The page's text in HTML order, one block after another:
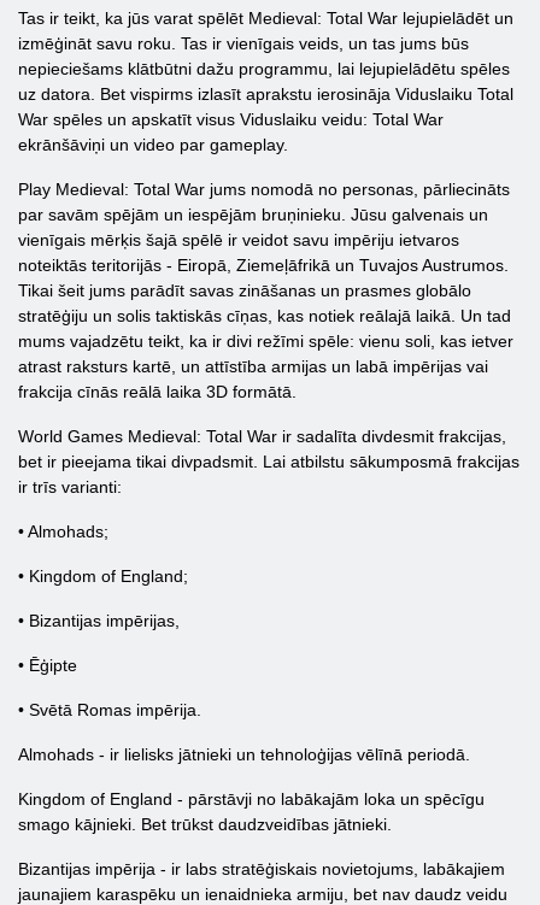
Tas ir teikt, ka jūs varat spēlēt Medieval: Total War lejupielādēt un
izmēģināt savu roku. Tas ir vienīgais veids, un tas jums būs
nepieciešams klātbūtni dažu programmu, lai lejupielādētu spēles
uz datora. Bet vispirms izlasīt aprakstu ierosināja Viduslaiku Total
War spēles un apskatīt visus Viduslaiku veidu: Total War
ekrānšāviņi un video par gameplay.
Play Medieval: Total War jums nomodā no personas, pārliecināts
par savām spējām un iespējām bruņinieku. Jūsu galvenais un
vienīgais mērķis šajā spēlē ir veidot savu impēriju ietvaros
noteiktās teritorijās - Eiropā, Ziemeļāfrikā un Tuvajos Austrumos.
Tikai šeit jums parādīt savas zināšanas un prasmes globālo
stratēģiju un solis taktiskās cīņas, kas notiek reālajā laikā. Un tad
mums vajadzētu teikt, ka ir divi režīmi spēle: vienu soli, kas ietver
atrast raksturs kartē, un attīstība armijas un labā impērijas vai
frakcija cīnās reālā laika 3D formātā.
World Games Medieval: Total War ir sadalīta divdesmit frakcijas,
bet ir pieejama tikai divpadsmit. Lai atbilstu sākumposmā frakcijas
ir trīs varianti:
• Almohads;
• Kingdom of England;
• Bizantijas impērijas,
• Ēģipte
• Svētā Romas impērija.
Almohads - ir lielisks jātnieki un tehnoloģijas vēlīnā periodā.
Kingdom of England - pārstāvji no labākajām loka un spēcīgu
smago kājnieki. Bet trūkst daudzveidības jātnieki.
Bizantijas impērija - ir labs stratēģiskais novietojums, labākajiem
jaunajiem karaspēku un ienaidnieka armiju, bet nav daudz veidu